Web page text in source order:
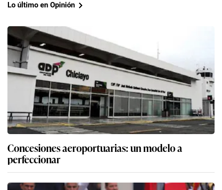
Lo último en Opinión
Concesiones aeroportuarias: un modelo a
perfeccionar